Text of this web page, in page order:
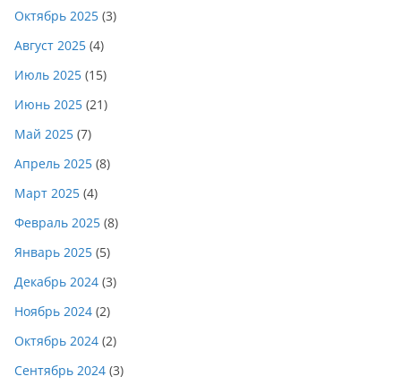
Октябрь 2025 (3)
Август 2025 (4)
Июль 2025 (15)
Июнь 2025 (21)
Май 2025 (7)
Апрель 2025 (8)
Март 2025 (4)
Февраль 2025 (8)
Январь 2025 (5)
Декабрь 2024 (3)
Ноябрь 2024 (2)
Октябрь 2024 (2)
Сентябрь 2024 (3)